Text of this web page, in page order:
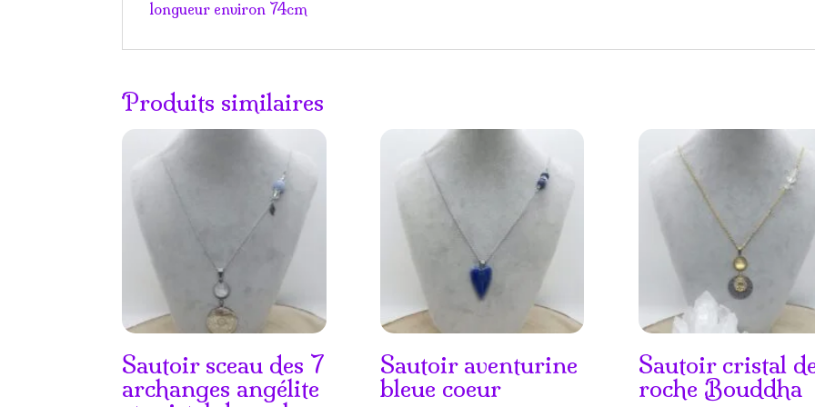
longueur environ 74cm
Produits similaires
Sautoir sceau des 7
archanges angélite
Sautoir aventurine
bleue coeur
Sautoir cristal
roche Bouddha